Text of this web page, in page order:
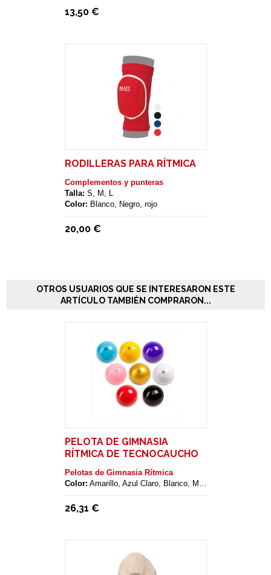
13,50 €
RODILLERAS PARA RÍTMICA
Complementos y punteras
Talla: S, M, L
Color: Blanco, Negro, rojo
20,00 €
OTROS USUARIOS QUE SE INTERESARON ESTE
ARTÍCULO TAMBIÉN COMPRARON...
PELOTA DE GIMNASIA
RÍTMICA DE TECNOCAUCHO
Pelotas de Gimnasia Rítmica
Color: Amarillo, Azul Claro, Blanco, Morado, Negro, Oro, rojo, Rosa
26,31 €